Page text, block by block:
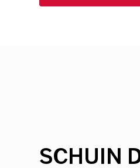
SCHUIN